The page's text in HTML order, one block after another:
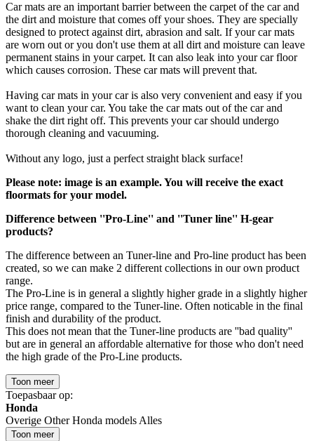
Car mats are an important barrier between the carpet of the car and
the dirt and moisture that comes off your shoes. They are specially
designed to protect against dirt, abrasion and salt. If your car mats
are worn out or you don't use them at all dirt and moisture can leave
permanent stains in your carpet. It can also leak into your car floor
which causes corrosion. These car mats will prevent that.
Having car mats in your car is also very convenient and easy if you
want to clean your car. You take the car mats out of the car and
shake the dirt right off. This prevents your car should undergo
thorough cleaning and vacuuming.
Without any logo, just a perfect straight black surface!
Please note: image is an example. You will receive the exact
floormats for your model.
Difference between ''Pro-Line'' and ''Tuner line'' H-gear
products?
The difference between an Tuner-line and Pro-line product has been
created, so we can make 2 different collections in our own product
range.
The Pro-Line is in general a slightly higher grade in a slightly higher
price range, compared to the Tuner-line. Often noticable in the final
finish and durability of the product.
This does not mean that the Tuner-line products are ''bad quality''
but are in general an affordable alternative for those who don't need
the high grade of the Pro-Line products.
Toon meer
Toepasbaar op:
Honda
Overige Other Honda models Alles
Toon meer